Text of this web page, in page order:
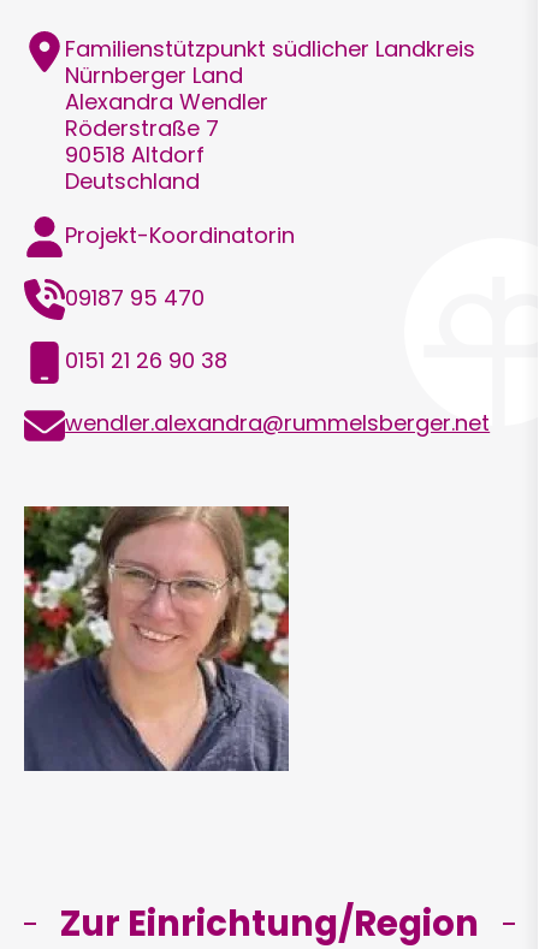
Adresse
Familienstützpunkt südlicher Landkreis
Nürnberger Land
AlexandraWendler
Röderstraße 7
90518 Altdorf
Deutschland
Funktion
Projekt-Koordinatorin
Telefon09187 95 470
Mobil0151 21 26 90 38
E-
Mail
wendler.alexandra@rummelsberger.net
Zur Einrichtung/Region